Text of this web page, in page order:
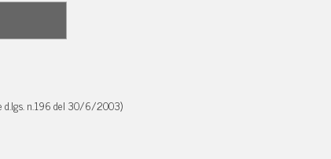
d.lgs. n.196 del 30/6/2003)